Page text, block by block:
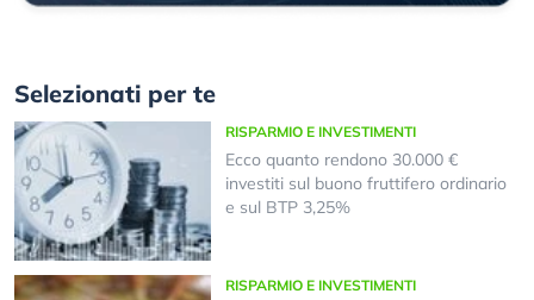
Selezionati per te
RISPARMIO E INVESTIMENTI
Ecco quanto rendono 30.000 €
investiti sul buono fruttifero ordinario
e sul BTP 3,25%
RISPARMIO E INVESTIMENTI